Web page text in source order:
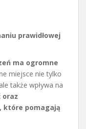
prawidłowej
ma ogromne
miejsce nie tylko
także wpływa na
oraz
które pomagają